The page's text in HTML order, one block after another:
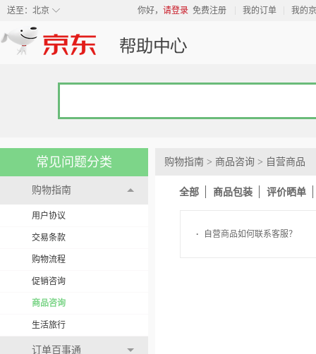
◇
送至： 北京 你好， 请登录 免费注册 我的订单 我的
常见问题分类
购物指南
用户协议
交易条款
购物流程
促销咨询
商品咨询
生活旅行
订单百事通
购物指南 > 商品咨询 > 自营商品
全部 商品包装 评价晒单
· 自营商品如何联系客服？